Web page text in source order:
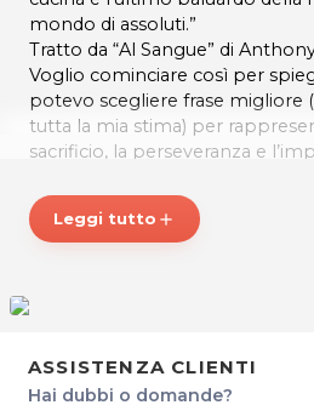
mondo di assoluti.”
Tratto da “Al Sangue” di
Voglio cominciare così per
potevo scegliere frase migliore
tutta la mia stima) per
sacrificio, la perseveranza e
buona dose di passione.
Mi piace pensare di essere
soddisfazione e gioia nel
Questo amore è cominciato
Leggi tutto add
ASSISTENZA CLIENTI
Hai dubbi o domande?